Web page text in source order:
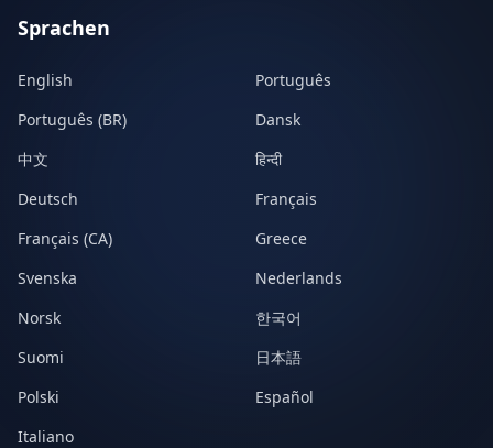
Sprachen
English
Português
Português (BR)
Dansk
中文
हिन्दी
Deutsch
Français
Français (CA)
Greece
Svenska
Nederlands
Norsk
한국어
Suomi
日本語
Polski
Español
Italiano